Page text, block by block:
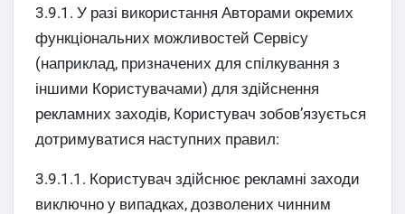
3.9.1. У разі використання Авторами окремих
функціональних можливостей Сервісу
(наприклад, призначених для спілкування з
іншими Користувачами) для здійснення
рекламних заходів, Користувач зобов’язується
дотримуватися наступних правил:
3.9.1.1. Користувач здійснює рекламні заходи
виключно у випадках, дозволених чинним